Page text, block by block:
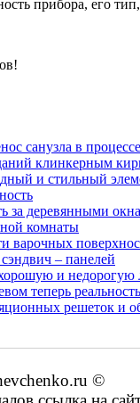
прибора, его
санузла в
клинкерным
и стильный
за деревянными
комнаты
варочных
– панелей
и недорогую
теперь реальность
решеток и
©